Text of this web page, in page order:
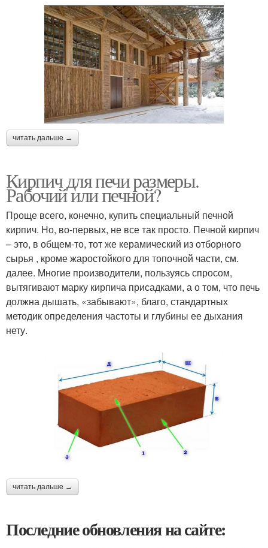
читать дальше →
Кирпич для печи размеры.
Рабочий или печной?
Проще всего, конечно, купить специальный печной
кирпич. Но, во-первых, не все так просто. Печной кирпич
– это, в общем-то, тот же керамический из отборного
сырья , кроме жаростойкого для топочной части, см.
далее. Многие производители, пользуясь спросом,
вытягивают марку кирпича присадками, а о том, что печь
должна дышать, «забывают», благо, стандартных
методик определения частоты и глубины ее дыхания
нету.
читать дальше →
Последние обновления на сайте: